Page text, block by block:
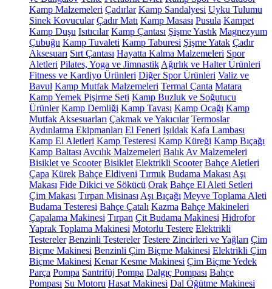
Kamp Malzemeleri Çadırlar Kamp Sandalyesi Uyku Tulumu
Sinek Kovucular Çadır Matı Kamp Masası Pusula Kampet
Kamp Duşu Isıtıcılar Kamp Çantası Şişme Yastık Magnezyum
Çubuğu Kamp Tuvaleti Kamp Taburesi Şişme Yatak Çadır
Aksesuarı Sırt Çantası Hayatta Kalma Malzemeleri Spor
Aletleri Pilates, Yoga ve Jimnastik Ağırlık ve Halter Ürünleri
Fitness ve Kardiyo Ürünleri Diğer Spor Ürünleri Valiz ve
Bavul Kamp Mutfak Malzemeleri Termal Çanta Matara
Kamp Yemek Pişirme Seti Kamp Buzluk ve Soğutucu
Ürünler Kamp Demliği Kamp Tavası Kamp Ocağı Kamp
Mutfak Aksesuarları Çakmak ve Yakıcılar Termoslar
Aydınlatma Ekipmanları El Feneri Işıldak Kafa Lambası
Kamp El Aletleri Kamp Testeresi Kamp Küreği Kamp Bıçağı
Kamp Baltası Avcılık Malzemeleri Balık Av Malzemeleri
Bisiklet ve Scooter Bisiklet Elektrikli Scooter Bahçe Aletleri
Çapa Kürek Bahçe Eldiveni Tırmık Budama Makası Aşı
Makası Fide Dikici ve Sökücü Orak Bahçe El Aleti Setleri
Çim Makası Tırpan Misinası Aşı Bıçağı Meyve Toplama Aleti
Budama Testeresi Bahçe Çatalı Kazma Bahçe Makineleri
Çapalama Makinesi Tırpan Çit Budama Makinesi Hidrofor
Yaprak Toplama Makinesi Motorlu Testere Elektrikli
Testereler Benzinli Testereler Testere Zincirleri ve Yağları Çim
Biçme Makinesi Benzinli Çim Biçme Makinesi Elektrikli Çim
Biçme Makinesi Kenar Kesme Makinesi Çim Biçme Yedek
Parça Pompa Santrifüj Pompa Dalgıç Pompası Bahçe
Pompası Su Motoru Hasat Makinesi Dal Öğütme Makinesi